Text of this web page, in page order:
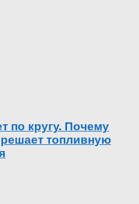
по кругу. Почему
топливную